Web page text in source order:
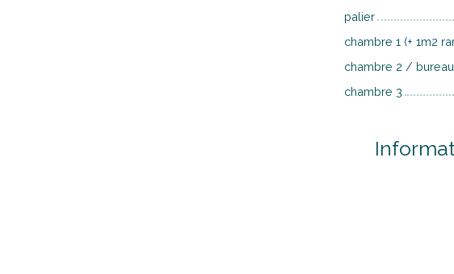
palier
chambre 1 (+ 1m2
chambre 2 / bureau
chambre 3